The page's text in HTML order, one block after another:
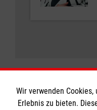
Wir verwenden
Erlebnis zu bieten.